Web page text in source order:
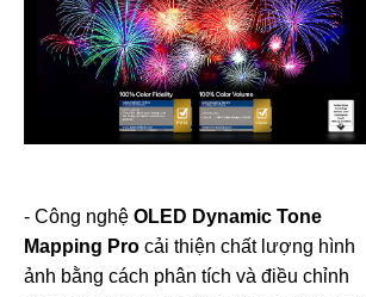
- Công nghệ OLED Dynamic Tone
Mapping Pro cải thiện chất lượng hình
ảnh bằng cách phân tích và điều chỉnh